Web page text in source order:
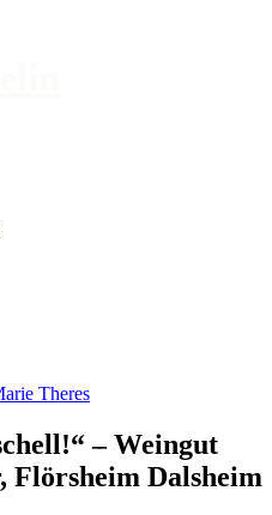
Theres
– Weingut
Dalsheim